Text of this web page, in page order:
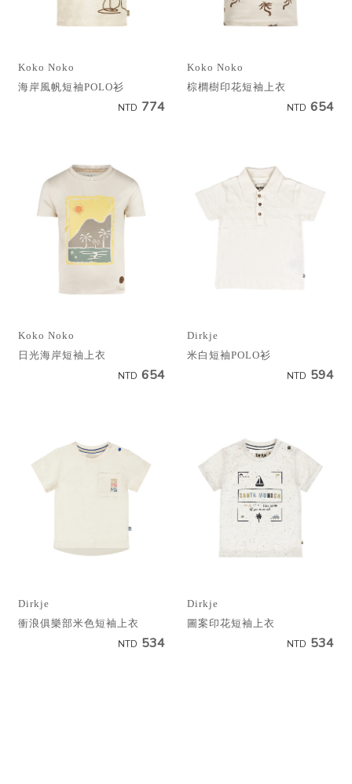
Koko Noko
海岸風帆短袖POLO衫
NTD 774
Koko Noko
棕櫚樹印花短袖上衣
NTD 654
Koko Noko
日光海岸短袖上衣
NTD 654
Dirkje
米白短袖POLO衫
NTD 594
Dirkje
衝浪俱樂部米色短袖上衣
NTD 534
Dirkje
圖案印花短袖上衣
NTD 534